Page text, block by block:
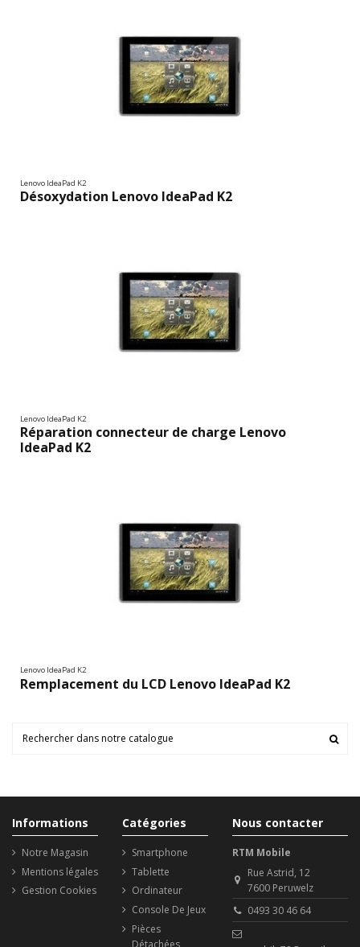
Lenovo IdeaPad K2
Désoxydation Lenovo IdeaPad K2
Lenovo IdeaPad K2
Réparation connecteur de charge Lenovo
IdeaPad K2
Lenovo IdeaPad K2
Remplacement du LCD Lenovo IdeaPad K2
Informations
Notre Magasin
Mentions légales
Gestion Cookies
Catégories
Smartphone
Tablette
Ordinateur
Console De Jeux
Pièces
Détachées
Nous contacter
RTM Mobile
Rue Astrid, 12
7600 Peruwelz
0493 30 46 64